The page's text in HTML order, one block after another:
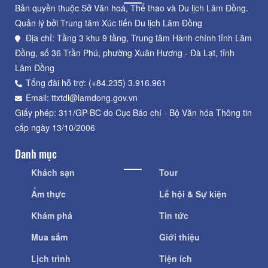
Bản quyền thuộc Sở Văn hoá, Thể thao và Du lịch Lâm Đồng.
Quản lý bởi Trung tâm Xúc tiến Du lịch Lâm Đồng
Địa chỉ: Tầng 3 khu 9 tầng, Trung tâm Hành chính tỉnh Lâm
Đồng, số 36 Trần Phú, phường Xuân Hương - Đà Lạt, tỉnh
Lâm Đồng
Tổng đài hỗ trợ: (+84.235) 3.916.961
Email: ttxtdl@lamdong.gov.vn
Giấy phép: 311/GP-BC do Cục Báo chí - Bộ Văn hóa Thông tin
cấp ngày 13/10/2006
Danh mục
Khách sạn
Ẩm thực
Khám phá
Mua sắm
Lịch trình
Tour
Lễ hội & Sự kiện
Tin tức
Giới thiệu
Tiện ích